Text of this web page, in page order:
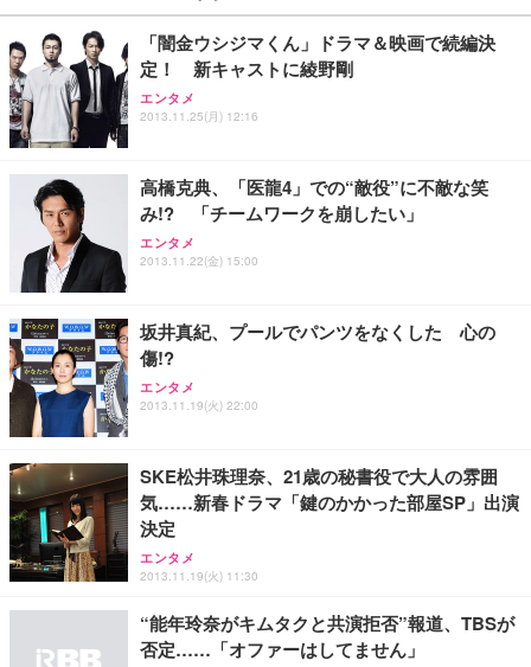
￥27,999
ワーク チェア 強化バックレスト 30度ロッキング機
能 人間工学 椅子 腰サポート 90度跳ね上げ式アーム
務用 おしゃれ パソコンチェア (ブラック)
Sezlife オフィスチェア デスクチェア 疲れない テレ
ワーク チェア 強化バックレスト 30度ロッキング機
能 人間工学 椅子 腰サポート 90度跳ね上げ式アーム
務用 おしゃれ パソコンチェア (ホワイト)
ANDWINT オフィスチェア デスクチェア 肘なし メ
ッシュ 通気性 ランバーサポート付き 腰サポート ガ
ス圧無段階昇降 360度回転 キャスター付き コンパク
￥109,572
【純正品】27"ゲーミングモニター DualSense 充電
フック付き（CFI-ZDM1J）
【整備済み品】Dell E2724HS 27インチ 液晶モニタ
ー フルHD（1920×1080）VA 非光沢 HDMI/DisplayP
ort/VGA スピーカー内蔵 高さ調整 スイベル VESA対
【MiniLED/24.5inch/280Hz/FHD】GRAPHT THE S
HOOTER Gaming Monitor 24” Essential ゲーミン
グモニター QD 24.5インチ 1ms FHD 量子ドット 残
￥3,234
ネオ・ルーライフ ネオ・オムツ L 中型犬用 26枚入
り 単品
Smart Basic(スマートベーシック) 【Amazon.co.jp
限定】 Smart Basic アイリスオーヤマ ペットシーツ
超厚型 お徳用 ワイド 100枚入 (x 1) (ケース販売)
アイリスオーヤマ ペットシーツ 超厚型 お徳用 レギ
ュラー 200枚入【Amazon.co.jp限定】
「闇金ウシジマくん」ドラマ＆映画で続編決
定！ 新キャストに綾野剛
エンタメ
2013.11.25(月) 12:16
高橋克典、「医龍4」での“敵役”に不敵な笑
み!? 「チームワークを崩したい」
エンタメ
2013.11.22(金) 15:00
坂井真紀、プールでパンツをなくした 心の
傷!?
エンタメ
2013.11.19(火) 22:00
SKE松井珠理奈、21歳の秘書役で大人の雰囲
気……新春ドラマ「鍵のかかった部屋SP」出演
決定
エンタメ
2013.11.19(火) 11:30
“能年玲奈がキムタクと共演拒否”報道、TBSが
否定……「オファーはしてません」